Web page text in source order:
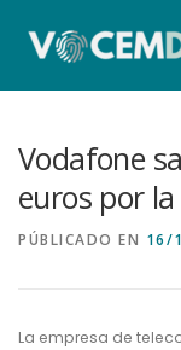
Vodafone
euros por la
PÚBLICADO EN 16/
La empresa de